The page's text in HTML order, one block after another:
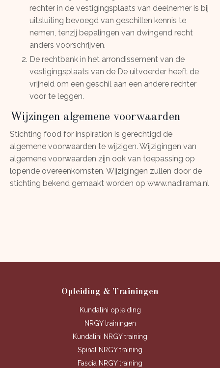
rechter in de vestigingsplaats van deelnemer is bij
uitsluiting bevoegd van geschillen kennis te
nemen, tenzij bepalingen van dwingend recht
anders voorschrijven.
De rechtbank in het arrondissement van de
vestigingsplaats van de De uitvoerder heeft de
vrijheid om een geschil aan een andere rechter
voor te leggen.
Wijzingen algemene voorwaarden
Stichting food for inspiration is gerechtigd de
algemene voorwaarden te wijzigen. Wijzigingen van
algemene voorwaarden zijn ook van toepassing op
lopende overeenkomsten. Wijzigingen zullen door de
stichting bekend gemaakt worden op www.nadirama.nl
Opleiding & Trainingen
Kundalini opleiding
NRGY trainingen
Kundalini NRGY training
Spinal NRGY training
Fascia NRGY training